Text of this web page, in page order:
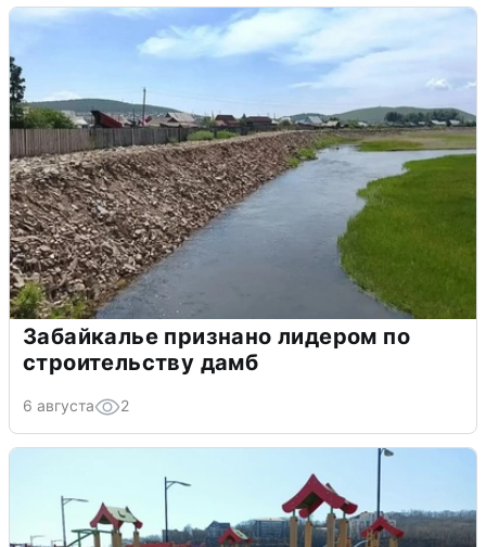
Забайкалье признано лидером по
строительству дамб
6 августа 2